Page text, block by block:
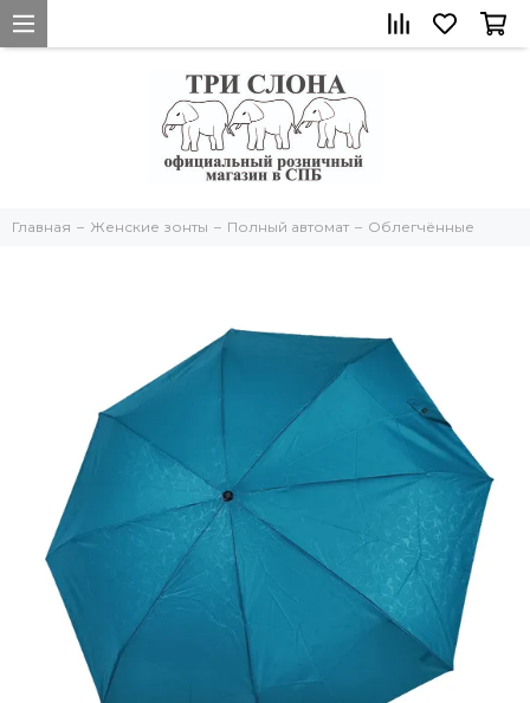
Главная Женские зонты Полный автомат Облегчённые